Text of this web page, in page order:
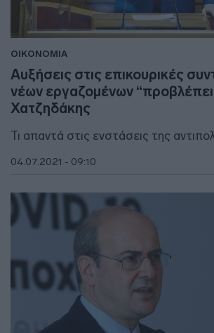
ΟΙΚΟΝΟΜΙΑ
Αυξήσεις στις επικουρικές
νέων εργαζομένων
Χατζηδάκης
Τι απαντά στις ενστάσεις της
04.07.2021 - 09:10